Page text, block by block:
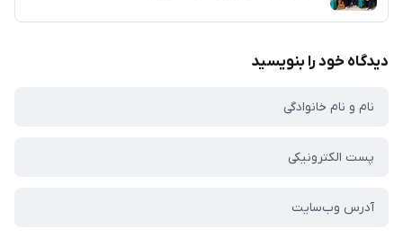
دیدگاه خود را بنویسید